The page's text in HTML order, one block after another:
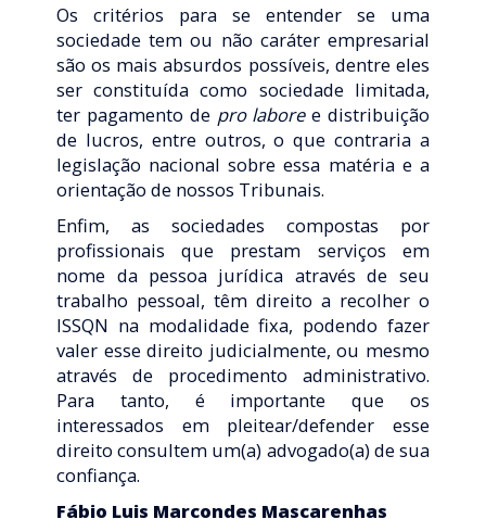
Os critérios para se entender se uma
sociedade tem ou não caráter empresarial
são os mais absurdos possíveis, dentre eles
ser constituída como sociedade limitada,
ter pagamento de pro laboree distribuição
de lucros, entre outros, o que contraria a
legislação nacional sobre essa matéria e a
orientação de nossos Tribunais.
Enfim, as sociedades compostas por
profissionais que prestam serviços em
nome da pessoa jurídica através de seu
trabalho pessoal, têm direito a recolher o
ISSQN na modalidade fixa, podendo fazer
valer esse direito judicialmente, ou mesmo
através de procedimento administrativo.
Para tanto, é importante que os
interessados em pleitear/defender esse
direito consultem um(a) advogado(a) de sua
confiança.
Fábio Luis Marcondes Mascarenhas